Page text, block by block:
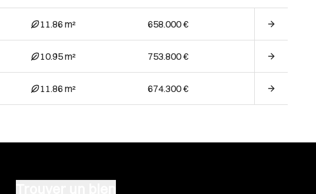
11.86 m² 658.000 €
10.95 m² 753.800 €
11.86 m² 674.300 €